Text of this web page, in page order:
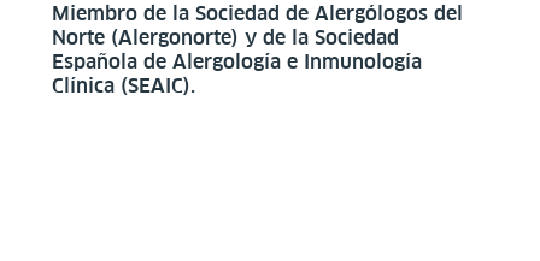
Miembro de la Sociedad de Alergólogos del
Norte (Alergonorte) y de la Sociedad
Española de Alergología e Inmunología
Clínica (SEAIC).